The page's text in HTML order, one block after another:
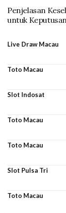
Penjelasan
untuk
Live Draw Macau
Toto Macau
Slot Indosat
Toto Macau
Toto Macau
Slot Pulsa Tri
Toto Macau